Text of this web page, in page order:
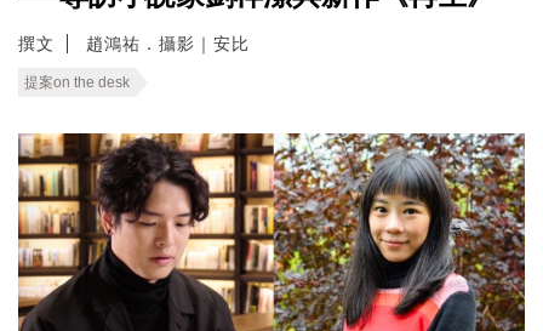
撰文 趙鴻祐．攝影｜安比
提案on the desk